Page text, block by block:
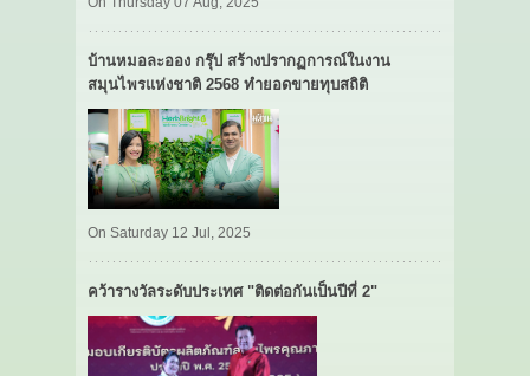
บ้านหมอละออง กรุ๊ป สร้างปรากฏการณ์ในงาน
สมุนไพรแห่งชาติ 2568 ทำยอดขายทุบสถิติ
On Saturday 12 Jul, 2025
คว้ารางวัลระดับประเทศ "ติดต่อกันเป็นปีที่ 2"